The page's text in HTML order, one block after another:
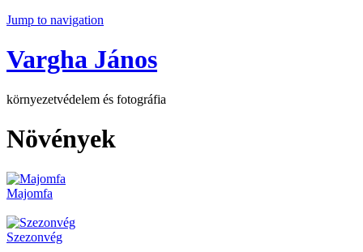
Jump to navigation
Vargha János
környezetvédelem és fotográfia
Növények
Majomfa
Szezonvég